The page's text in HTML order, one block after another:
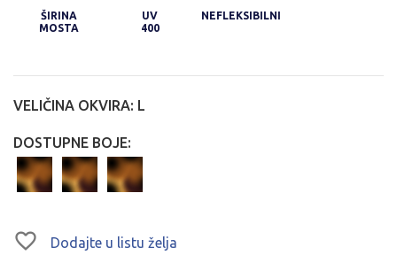
ŠIRINA
MOSTA
UV
400
NEFLEKSIBILNI
VELIČINA OKVIRA: L
DOSTUPNE BOJE:
Dodajte u listu želja